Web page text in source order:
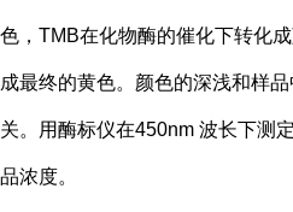
色，TMB在化物酶的催化下转化
成最终的黄色。颜色的深浅和样品
关。用酶标仪在450nm 波长下测
品浓度。